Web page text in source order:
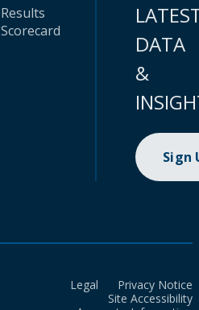
Results
Scorecard
DATA
&
Sign
Legal
Privacy Notice
Site Accessibility